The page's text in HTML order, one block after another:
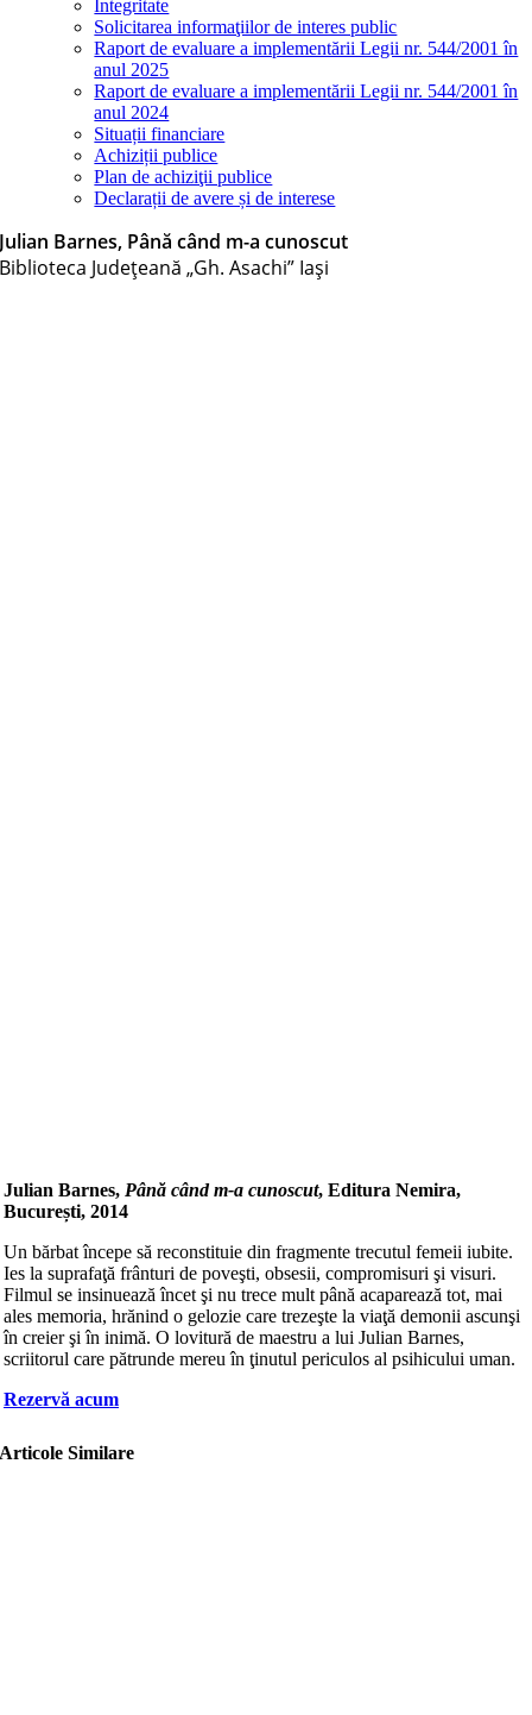
Integritate
Solicitarea informaţiilor de interes public
Raport de evaluare a implementării Legii nr. 544/2001 în
anul 2025
Raport de evaluare a implementării Legii nr. 544/2001 în
anul 2024
Situații financiare
Achiziții publice
Plan de achiziţii publice
Declarații de avere și de interese
Julian Barnes, Până când m-a cunoscut
Biblioteca Judeţeană „Gh. Asachi” Iaşi
Julian Barnes, Până când m-a cunoscut, Editura Nemira,
București, 2014
Un bărbat începe să reconstituie din fragmente trecutul femeii iubite.
Ies la suprafaţă frânturi de poveşti, obsesii, compromisuri şi visuri.
Filmul se insinuează încet şi nu trece mult până acaparează tot, mai
ales memoria, hrănind o gelozie care trezeşte la viaţă demonii ascunşi
în creier şi în inimă. O lovitură de maestru a lui Julian Barnes,
scriitorul care pătrunde mereu în ţinutul periculos al psihicului uman.
Rezervă acum
Articole Similare